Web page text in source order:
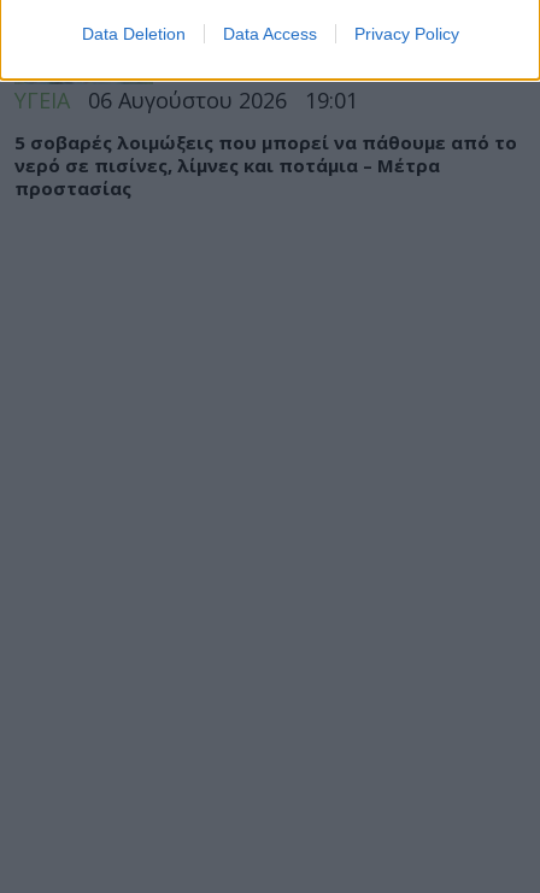
Data Deletion Data Access Privacy Policy
ΥΓΕΙΑ 06 Αυγούστου 2026 19:01
5 σοβαρές λοιμώξεις που μπορεί να πάθουμε από το
νερό σε πισίνες, λίμνες και ποτάμια – Μέτρα
προστασίας